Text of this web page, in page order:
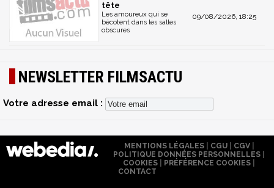
tête
09/08/2026, 18:25
Les amoureux qui se
bécotent dans les salles
obscures
NEWSLETTER FILMSACTU
Votre adresse email :
MENTIONS LÉGALES| CGU| CGV|
POLITIQUE DONNÉES PERSONNELLES
COOKIES
PRÉFÉRENCE COOKIES
CONTACT